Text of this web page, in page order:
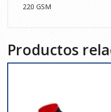
220 GSM
Productos